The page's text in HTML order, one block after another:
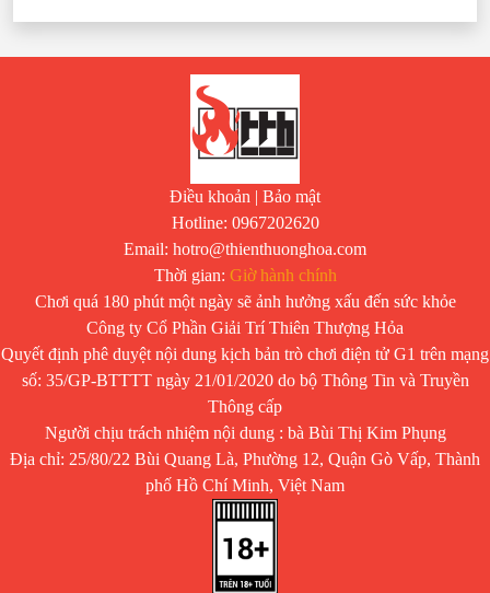
Điều khoản
Bảo mật
Hotline: 0967202620
Email: hotro@thienthuonghoa.com
Thời gian: Giờ hành chính
Chơi quá 180 phút một ngày sẽ ảnh hưởng xấu đến sức khỏe
Công ty Cổ Phần Giải Trí Thiên Thượng Hỏa
Quyết định phê duyệt nội dung kịch bản trò chơi điện tử G1 trên mạng
số: 35/GP-BTTTT ngày 21/01/2020 do bộ Thông Tin và Truyền
Thông cấp
Người chịu trách nhiệm nội dung : bà Bùi Thị Kim Phụng
Địa chỉ: 25/80/22 Bùi Quang Là, Phường 12, Quận Gò Vấp, Thành
phố Hồ Chí Minh, Việt Nam